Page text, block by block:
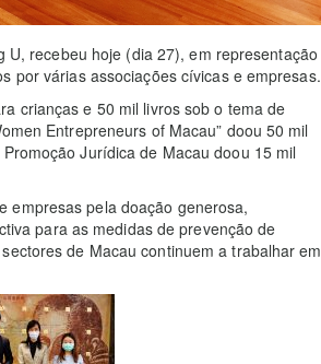
recebeu hoje (dia 27), em representação
por várias associações cívicas e empresas.
crianças e 50 mil livros sob o tema de
Entrepreneurs of Macau” doou 50 mil
Jurídica de Macau doou 15 mil
empresas pela doação generosa,
para as medidas de prevenção de
de Macau continuem a trabalhar em